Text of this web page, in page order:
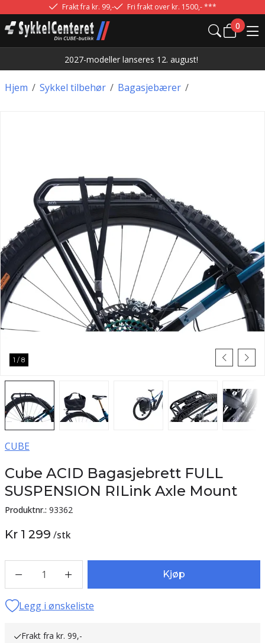
Frakt fra kr. 99,- Fri frakt over kr. 1500,- ***
0
2027-modeller lanseres 12. august!
/
Hjem /
Sykkel tilbehør /
Bagasjebærer
1 / 8
CUBE
Cube ACID Bagasjebrett FULL
SUSPENSION RILink Axle Mount
Produktnr.: 93362
Kr 1 299 /stk
1 Kjøp
Legg i ønskeliste
Frakt fra kr. 99,-